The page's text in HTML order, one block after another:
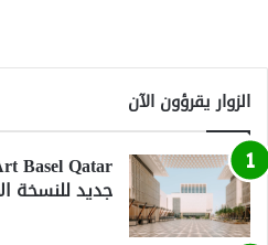
الزوار يقرؤون الآن
جديد للنسخة